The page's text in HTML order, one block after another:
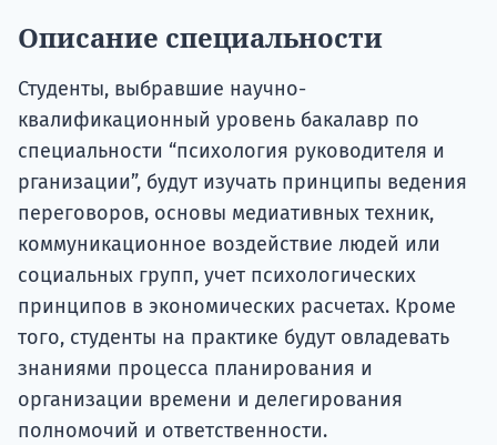
Описание специальности
Студенты, выбравшие научно-
квалификационный уровень бакалавр по
специальности “психология руководителя и
рганизации”, будут изучать принципы ведения
переговоров, основы медиативных техник,
коммуникационное воздействие людей или
социальных групп, учет психологических
принципов в экономических расчетах. Кроме
того, студенты на практике будут овладевать
знаниями процесса планирования и
организации времени и делегирования
полномочий и ответственности.